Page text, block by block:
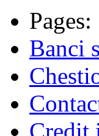
Pages:
Banci
Credit